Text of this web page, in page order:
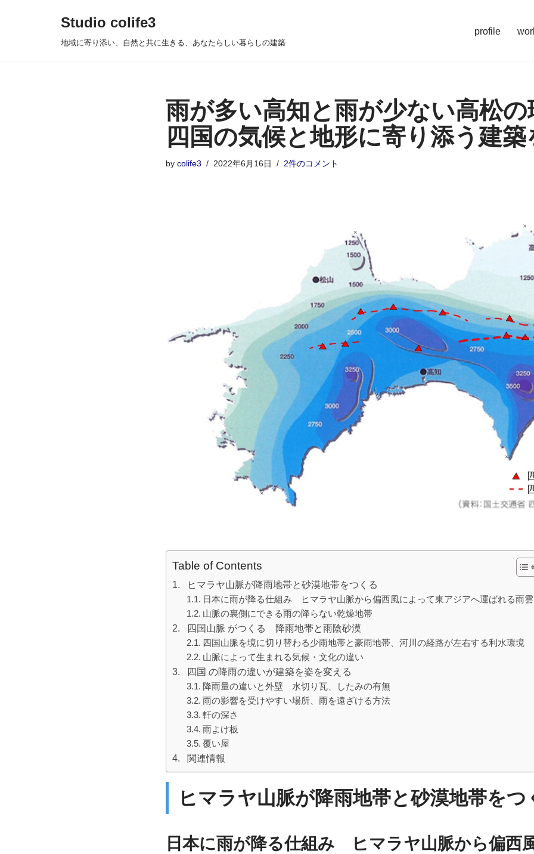
Studio colife3
地域に寄り添い、自然と共に生きる、あなたらしい暮らしの建築
profile
雨が多い高知と雨が少ない高松
四国の気候と地形に寄り添う建
by colife3 2022年6月16日 2件のコメント
Table of Contents
ヒマラヤ山脈が降雨地帯と砂漠地帯をつくる
日本に雨が降る仕組み ヒマラヤ山脈から偏西風によって東アジアへ運ばれる雨雲
山脈の裏側にできる雨の降らない乾燥地帯
四国山脈 がつくる 降雨地帯と雨陰砂漠
四国山脈を境に切り替わる少雨地帯と豪雨地帯、河川の経路が左右する利水環境
山脈によって生まれる気候・文化の違い
四国 の降雨の違いが建築を姿を変える
降雨量の違いと外壁 水切り瓦、したみの有無
雨の影響を受けやすい場所、雨を遠ざける方法
軒の深さ
雨よけ板
覆い屋
関連情報
ヒマラヤ山脈が降雨地帯と砂漠地帯をつ
日本に雨が降る仕組み ヒマラヤ山脈から偏西